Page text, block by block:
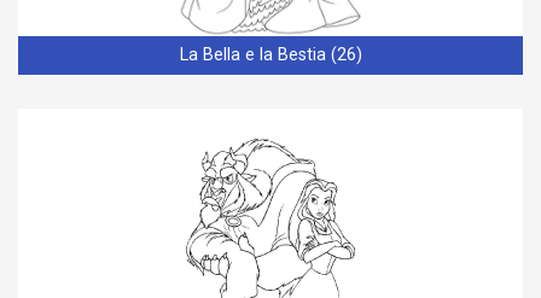
La Bella e la Bestia (26)